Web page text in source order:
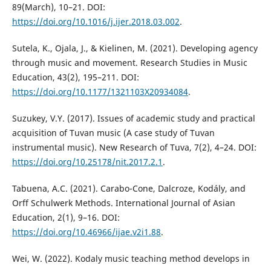
89(March), 10–21. DOI:
https://doi.org/10.1016/j.ijer.2018.03.002.
Sutela, K., Ojala, J., & Kielinen, M. (2021). Developing agency
through music and movement. Research Studies in Music
Education, 43(2), 195–211. DOI:
https://doi.org/10.1177/1321103X20934084.
Suzukey, V.Y. (2017). Issues of academic study and practical
acquisition of Tuvan music (A case study of Tuvan
instrumental music). New Research of Tuva, 7(2), 4–24. DOI:
https://doi.org/10.25178/nit.2017.2.1 .
Tabuena, A.C. (2021). Carabo-Cone, Dalcroze, Kodály, and
Orff Schulwerk Methods. International Journal of Asian
Education, 2(1), 9–16. DOI:
https://doi.org/10.46966/ijae.v2i1.88.
Wei, W. (2022). Kodaly music teaching method develops in